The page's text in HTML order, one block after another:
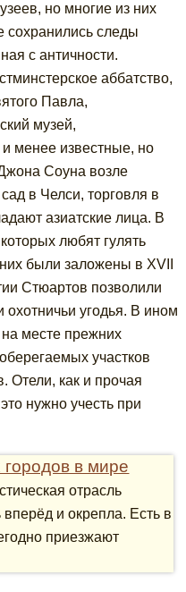
но многие из них
сохранились следы
с античности.
аббатство,
Павла,
музей,
менее известные, но
Соуна возле
в Челси, торговля в
азиатские лица. В
любят гулять
были заложены в XVII
Стюартов позволили
охотничьи угодья. В ином
месте прежних
участков
Отели, как и прочая
нужно учесть при
в мире
отрасль
и окрепла. Есть в
приезжают